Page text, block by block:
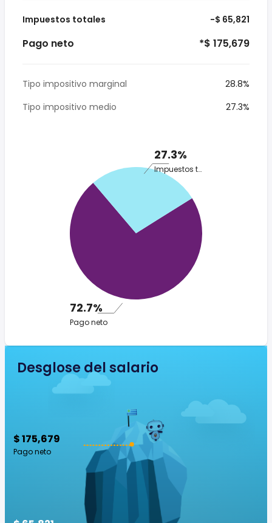
Impuestos totales -$ 65,821
Pago neto *$ 175,679
Tipo impositivo marginal
28.8%
Tipo impositivo medio
27.3%
27.3%
Impuestos totales
72.7%
Pago neto
Desglose del salario
$ 175,679
Pago neto